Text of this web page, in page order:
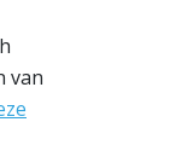
van